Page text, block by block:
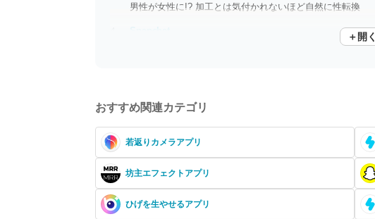
男性が女性に!? 加工とは気付かれないほど自然に性転換
＋開く
おすすめ関連カテゴリ
若返りカメラアプリ
坊主エフェクトアプリ
ひげを生やせるアプリ